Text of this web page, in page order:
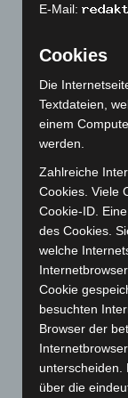
März 2025(111)
Dezember 2024
November 2024
Oktober 2024
September 2024
August 2024
Juli 2024(89)
Juni 2024(107)
Mai 2024
April 2024(102)
März 2024(103)
Februar 2024
Januar 2024
E-Mail:
Cookies
Die
Textdateien,
einem
werden.
Zahlreiche
Cookies. Viele
Cookie-ID.
des Cookies.
welche
Cookie
besuchten
Browser der
unterscheiden.
über die